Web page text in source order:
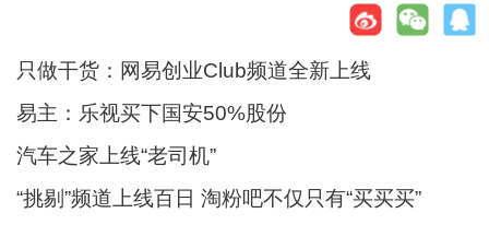
只做干货：网易创业Club频道全新上线
易主：乐视买下国安50%股份
汽车之家上线“老司机”
“挑剔”频道上线百日 淘粉吧不仅只有“买买买”